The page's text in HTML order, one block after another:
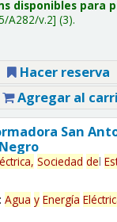
disponibles para
A282/v.2 (3).
Hacer reserva
Agregar al
San
Sociedad del
Agua y Energía